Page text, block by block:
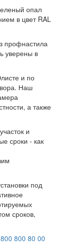
опал
в цвет RAL
профнастила
уверены в
и по
Наш
а также
и
сроки - как
под
сроков,
800 80 00